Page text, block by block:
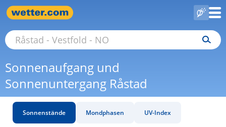
Sonnenaufgang und
Sonnenuntergang Råstad
Sonnenstände Mondphasen UV-Index